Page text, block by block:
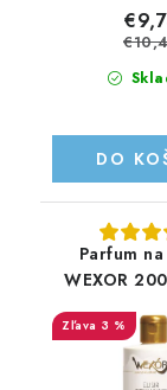
DO
Parfum
WEXOR
Fiori di
3 %